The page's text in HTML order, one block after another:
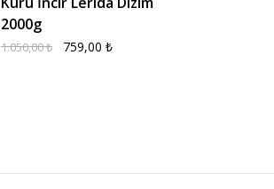
2000g
1.050,00₺ 759,00 ₺